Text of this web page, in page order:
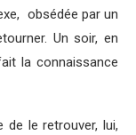
obsédée par un
Un soir, en
la connaissance
de le retrouver, lui,